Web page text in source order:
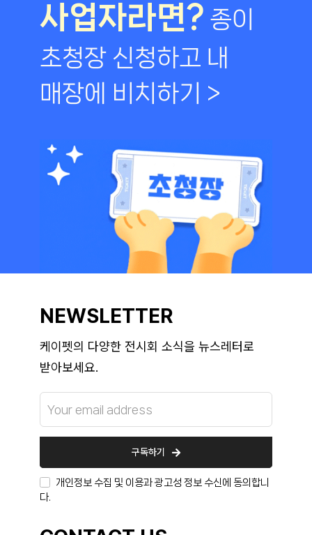
사업자라면? 종이
초청장 신청하고 내
매장에 비치하기 >
NEWSLETTER
케이펫의 다양한 전시회 소식을 뉴스레터로
받아보세요.
구독하기
개인정보 수집 및 이용과 광고성 정보 수신에 동의합니
다.